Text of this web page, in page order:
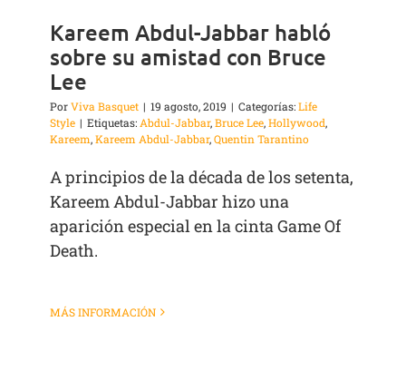
Kareem Abdul-Jabbar habló
sobre su amistad con Bruce
Lee
PorViva Basquet | 19 agosto, 2019 | Categorías:Life
Style | Etiquetas:Abdul-Jabbar,Bruce Lee,Hollywood,
Kareem,Kareem Abdul-Jabbar,Quentin Tarantino
A principios de la década de los setenta,
Kareem Abdul-Jabbar hizo una
aparición especial en la cinta Game Of
Death.
MÁS INFORMACIÓN